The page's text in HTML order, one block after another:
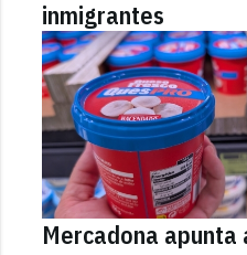
inmigrantes
Mercadona apunta